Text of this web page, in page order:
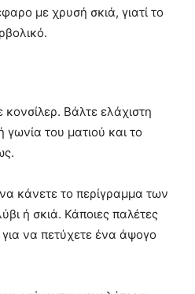
με χρυσή σκιά, γιατί το
κονσίλερ. Βάλτε ελάχιστη
του ματιού και το
κάνετε το περίγραμμα των
ή σκιά. Κάποιες παλέτες
να πετύχετε ένα άψογο